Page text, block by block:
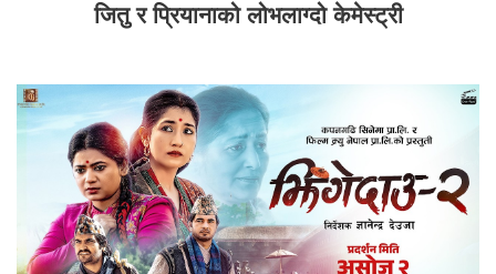
जितु र प्रियानाको लोभलाग्दो केमेस्ट्री